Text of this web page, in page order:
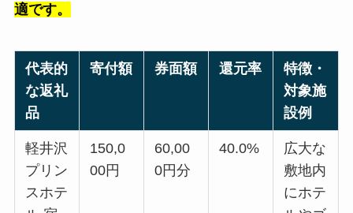
適です。
代表的
な返礼
品
寄付額 券面額 還元率
特徴・
対象施
設例
軽井沢
プリン
スホテ
150,0
00円
60,00
0円分
40.0%
広大な
敷地内
にホテ